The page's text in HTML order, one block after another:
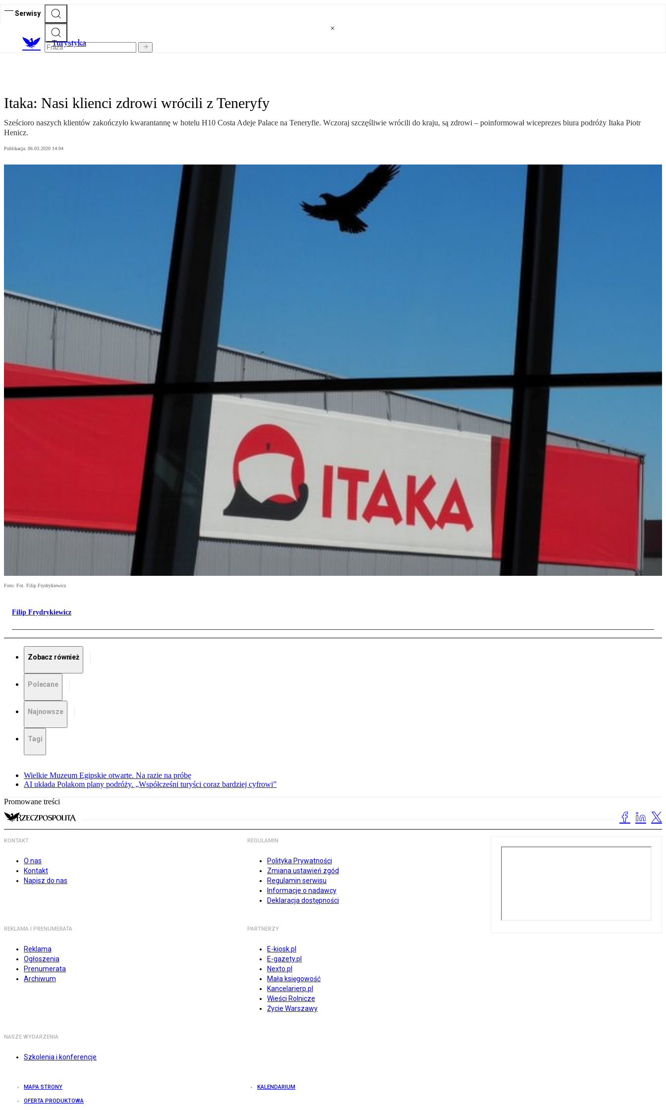
Serwisy
Turystyka
Itaka: Nasi klienci zdrowi wrócili z Teneryfy
Sześcioro naszych klientów zakończyło kwarantannę w hotelu H10 Costa Adeje Palace na Teneryfie. Wczoraj szczęśliwie wrócili do kraju, są zdrowi – poinformował wiceprezes biura podróży Itaka Piotr
Henicz.
Publikacja: 06.03.2020 14:04
Foto: Fot. Filip Frydrykiewicz
Filip Frydrykiewicz
Zobacz również
Polecane
Najnowsze
Tagi
Wielkie Muzeum Egipskie otwarte. Na razie na próbę
AI układa Polakom plany podróży. „Współcześni turyści coraz bardziej cyfrowi”
Promowane treści
KONTAKT
O nas
Kontakt
Napisz do nas
REGULAMIN
Polityka Prywatności
Zmiana ustawień zgód
Regulamin serwisu
Informacje o nadawcy
Deklaracja dostępności
REKLAMA I PRENUMERATA
Reklama
Ogłoszenia
Prenumerata
Archiwum
PARTNERZY
E-kiosk.pl
E-gazety.pl
Nexto.pl
Mała księgowość
Kancelarierp.pl
Wieści Rolnicze
Życie Warszawy
NASZE WYDARZENIA
Szkolenia i konferencje
MAPA STRONY KALENDARIUM
OFERTA PRODUKTOWA